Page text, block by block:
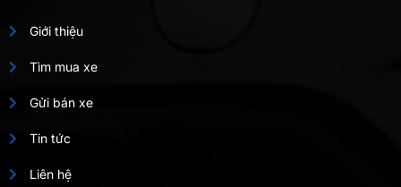
Giới thiệu
Tìm mua xe
Gửi bán xe
Tin tức
Liên hệ